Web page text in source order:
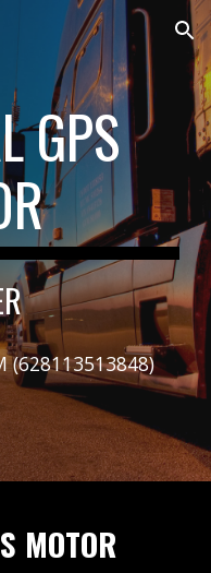
Skip to navigation
GPS
(628113513848)
MOTOR